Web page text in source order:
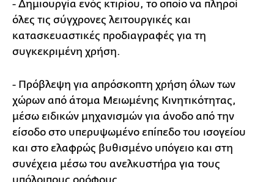
- Δημιουργία ενός κτιρίου, το οποίο να πληροί
όλες τις σύγχρονες λειτουργικές και
κατασκευαστικές προδιαγραφές για τη
συγκεκριμένη χρήση.
- Πρόβλεψη για απρόσκοπτη χρήση όλων των
χώρων από άτομα Μειωμένης Κινητικότητας,
μέσω ειδικών μηχανισμών για άνοδο από την
είσοδο στο υπερυψωμένο επίπεδο του ισογείου
και στο ελαφρώς βυθισμένο υπόγειο και στη
συνέχεια μέσω του ανελκυστήρα για τους
υπόλοιπους ορόφους.